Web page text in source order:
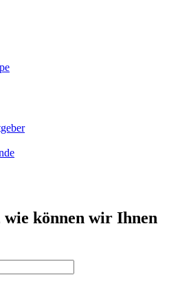
wie können wir Ihnen